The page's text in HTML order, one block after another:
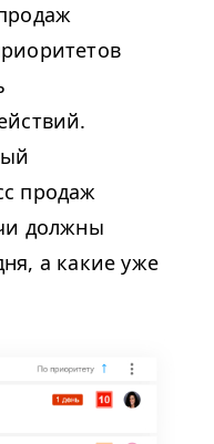
продаж
должны
а какие уже